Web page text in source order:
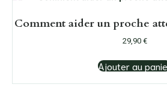
Comment aider un proche
29,90 €
Ajouter au